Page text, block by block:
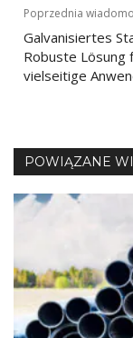
Nawigacja
wpisu
Poprzednia
Galvanisiertes
Robuste Lösung
vielseitige
POWIĄZANE